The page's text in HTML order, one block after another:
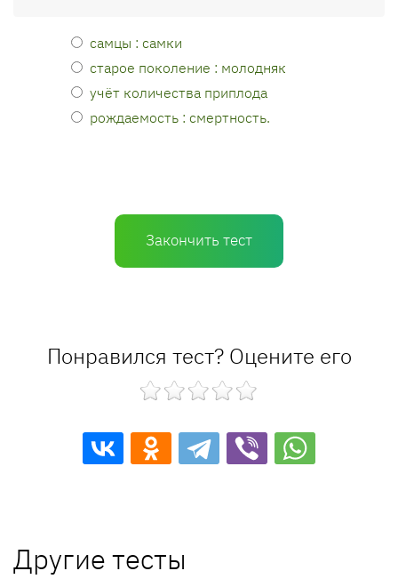
самцы : самки
старое поколение : молодняк
учёт количества приплода
рождаемость : смертность.
Закончить тест
Понравился тест? Оцените его
Другие тесты